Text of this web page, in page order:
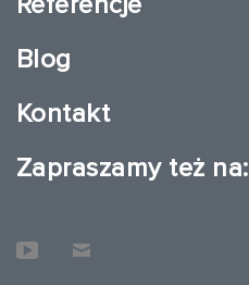
Blog
Kontakt
Zapraszamy też na: